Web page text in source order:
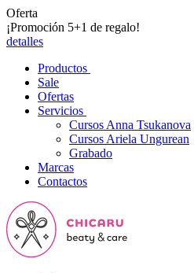
Oferta
¡Promoción 5+1 de regalo!
detalles
Productos
Sale
Ofertas
Servicios
Cursos Anna Tsukanova
Cursos Ariela Ungurean
Grabado
Marcas
Contactos